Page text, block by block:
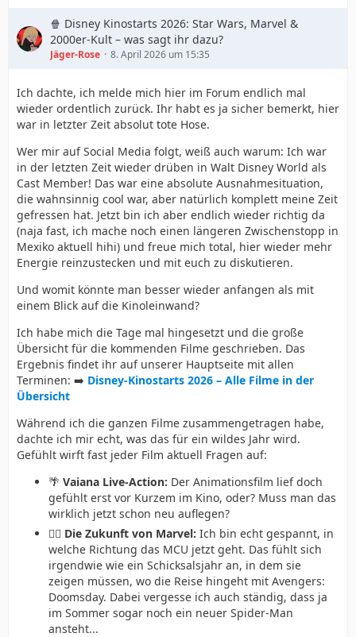
🍿 Disney Kinostarts 2026: Star Wars, Marvel &
2000er-Kult – was sagt ihr dazu?
Jäger-Rose 8. April 2026 um 15:35
Ich dachte, ich melde mich hier im Forum endlich mal
wieder ordentlich zurück. Ihr habt es ja sicher bemerkt, hier
war in letzter Zeit absolut tote Hose.
Wer mir auf Social Media folgt, weiß auch warum: Ich war
in der letzten Zeit wieder drüben in Walt Disney World als
Cast Member! Das war eine absolute Ausnahmesituation,
die wahnsinnig cool war, aber natürlich komplett meine Zeit
gefressen hat. Jetzt bin ich aber endlich wieder richtig da
(naja fast, ich mache noch einen längeren Zwischenstopp in
Mexiko aktuell hihi) und freue mich total, hier wieder mehr
Energie reinzustecken und mit euch zu diskutieren.
Und womit könnte man besser wieder anfangen als mit
einem Blick auf die Kinoleinwand?
Ich habe mich die Tage mal hingesetzt und die große
Übersicht für die kommenden Filme geschrieben. Das
Ergebnis findet ihr auf unserer Hauptseite mit allen
Terminen: ➡️ Disney-Kinostarts 2026 – Alle Filme in der
Übersicht
Während ich die ganzen Filme zusammengetragen habe,
dachte ich mir echt, was das für ein wildes Jahr wird.
Gefühlt wirft fast jeder Film aktuell Fragen auf:
🌴 Vaiana Live-Action: Der Animationsfilm lief doch
gefühlt erst vor Kurzem im Kino, oder? Muss man das
wirklich jetzt schon neu auflegen?
🦸‍♂️ Die Zukunft von Marvel: Ich bin echt gespannt, in
welche Richtung das MCU jetzt geht. Das fühlt sich
irgendwie wie ein Schicksalsjahr an, in dem sie
zeigen müssen, wo die Reise hingeht mit Avengers:
Doomsday. Dabei vergesse ich auch ständig, dass ja
im Sommer sogar noch ein neuer Spider-Man
ansteht...